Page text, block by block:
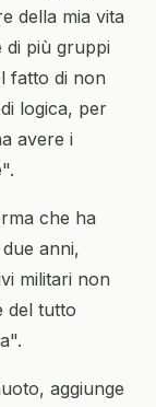
della mia vita
di più gruppi
fatto di non
logica, per
avere i
che ha
anni,
militari non
del tutto
aggiunge